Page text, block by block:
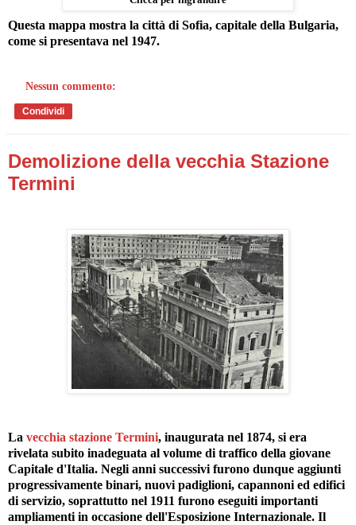
Questa mappa mostra la città di Sofia, capitale della Bulgaria,
come si presentava nel 1947.
Nessun commento:
Condividi
Demolizione della vecchia Stazione
Termini
La vecchia stazione Termini, inaugurata nel 1874, si era
rivelata subito inadeguata al volume di traffico della giovane
Capitale d'Italia. Negli anni successivi furono dunque aggiunti
progressivamente binari, nuovi padiglioni, capannoni ed edifici
di servizio, soprattutto nel 1911 furono eseguiti importanti
ampliamenti in occasione dell'Esposizione Internazionale. Il